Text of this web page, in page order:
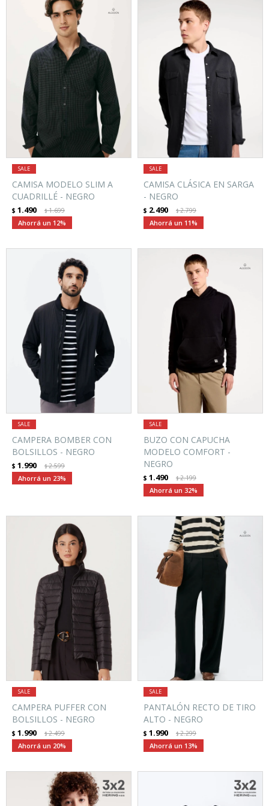
CAMISA MODELO SLIM A
CUADRILLÉ - NEGRO
$ 1.490 $1.699
12
CAMISA CLÁSICA EN SARGA
- NEGRO
$ 2.490 $2.799
11
CAMPERA BOMBER CON
BOLSILLOS - NEGRO
$ 1.990 $2.599
23
BUZO CON CAPUCHA
MODELO COMFORT -
NEGRO
$ 1.490 $2.199
32
CAMPERA PUFFER CON
BOLSILLOS - NEGRO
$ 1.990 $2.499
20
PANTALÓN RECTO DE TIRO
ALTO - NEGRO
$ 1.990 $2.299
13